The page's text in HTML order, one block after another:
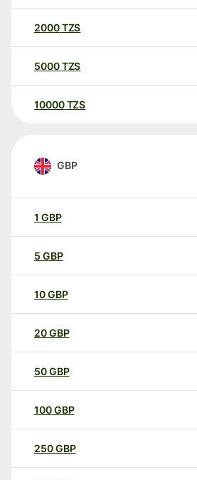
2000TZS
5000TZS
10000 TZS
GBP
1 GBP
5 GBP
10GBP
20GBP
50GBP
100GBP
250GBP